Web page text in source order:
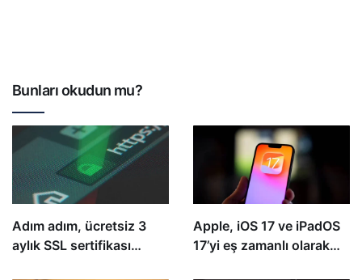
Bunları okudun mu?
Adım adım, ücretsiz 3
aylık SSL sertifikası
Apple, iOS 17 ve iPadOS
17’yi eş zamanlı olarak